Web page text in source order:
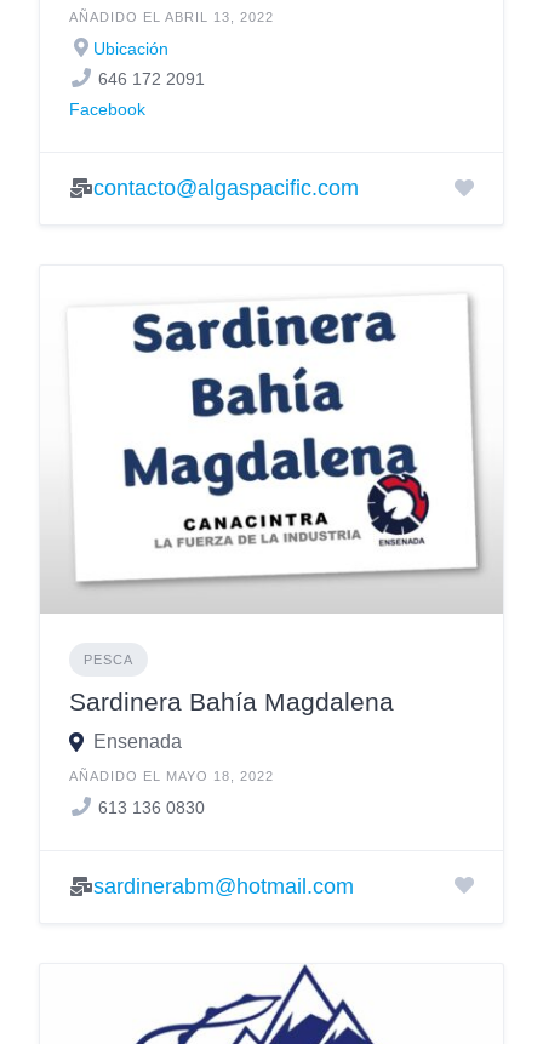
AÑADIDO EL ABRIL 13, 2022
Ubicación
646 172 2091
Facebook
contacto@algaspacific.com
PESCA
Sardinera Bahía Magdalena
Ensenada
AÑADIDO EL MAYO 18, 2022
613 136 0830
sardinerabm@hotmail.com